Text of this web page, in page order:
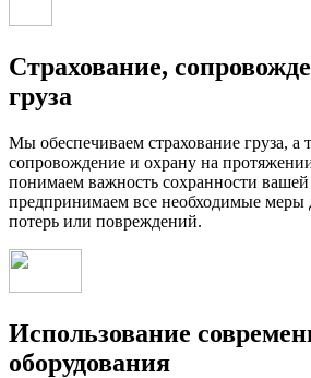
Страхование,
груза
Мы обеспечиваем страхование груза, а
сопровождение и охрану на
понимаем важность сохранности
предпринимаем все необходимые меры
потерь или повреждений.
Использование
оборудования